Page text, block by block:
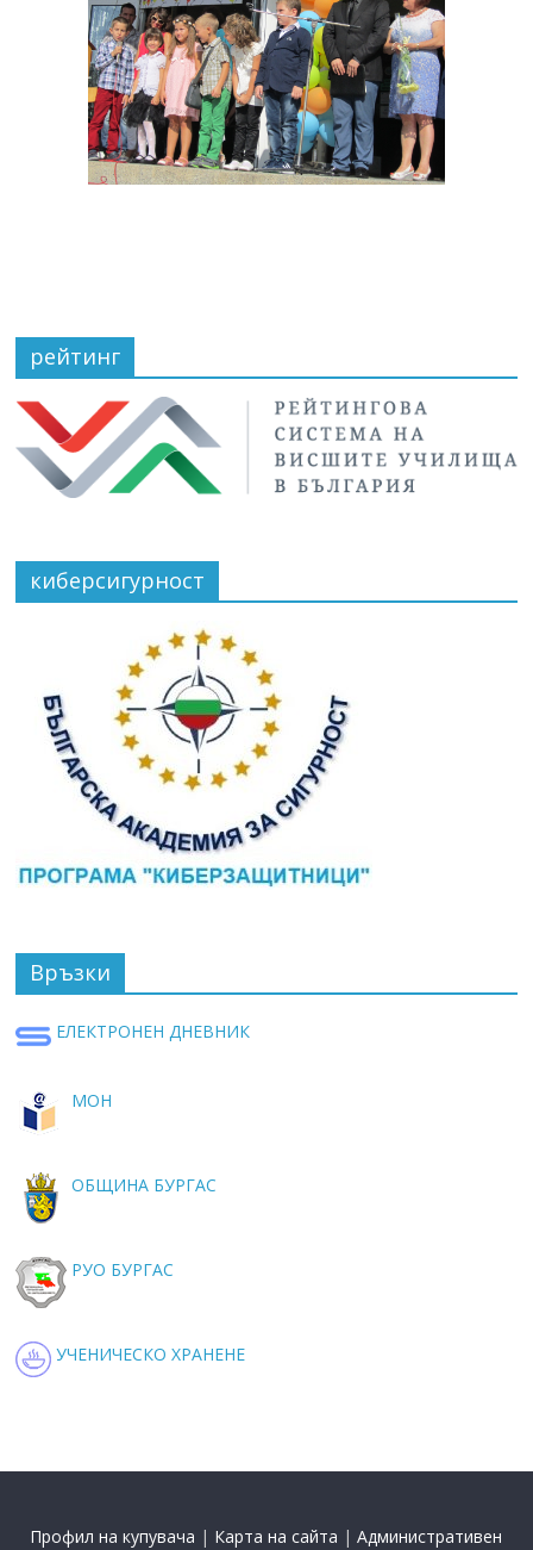
рейтинг
киберсигурност
Връзки
ЕЛЕКТРОНЕН ДНЕВНИК
МОН
ОБЩИНА БУРГАС
РУО БУРГАС
УЧЕНИЧЕСКО ХРАНЕНЕ
Профил на купувача | Карта на сайта |Административен